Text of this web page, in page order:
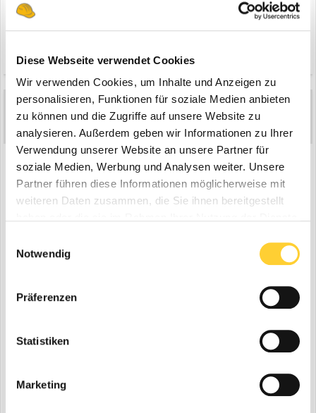
Diese Webseite verwendet Cookies
Wir verwenden Cookies, um Inhalte und Anzeigen zu
personalisieren, Funktionen für soziale Medien anbieten
zu können und die Zugriffe auf unsere Website zu
analysieren. Außerdem geben wir Informationen zu Ihrer
Verwendung unserer Website an unsere Partner für
soziale Medien, Werbung und Analysen weiter. Unsere
Partner führen diese Informationen möglicherweise mit
weiteren Daten zusammen, die Sie ihnen bereitgestellt
Notwendig
Präferenzen
Statistiken
Marketing
Zitieren
McOtti 5
Geschrieben17. August 2005
banut die 3te